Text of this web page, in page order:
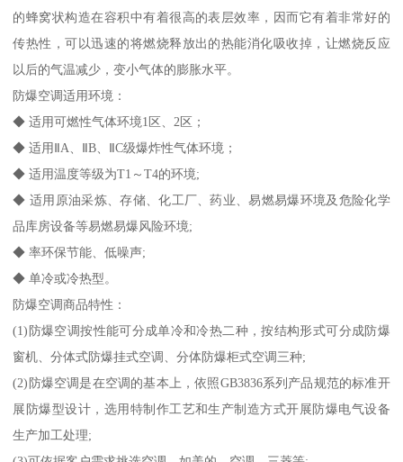
的蜂窝状构造在容积中有着很高的表层效率，因而它有着非常好的
传热性，可以迅速的将燃烧释放出的热能消化吸收掉，让燃烧反应
以后的气温减少，变小气体的膨胀水平。
防爆空调适用环境：
◆ 适用可燃性气体环境1区、2区；
◆ 适用ⅡA、ⅡB、ⅡC级爆炸性气体环境；
◆ 适用温度等级为T1～T4的环境;
◆ 适用原油采炼、存储、化工厂、药业、易燃易爆环境及危险化学
品库房设备等易燃易爆风险环境;
◆ 率环保节能、低噪声;
◆ 单冷或冷热型。
防爆空调商品特性：
(1)防爆空调按性能可分成单冷和冷热二种，按结构形式可分成防爆
窗机、分体式防爆挂式空调、分体防爆柜式空调三种;
(2)防爆空调是在空调的基本上，依照GB3836系列产品规范的标准开
展防爆型设计，选用特制作工艺和生产制造方式开展防爆电气设备
生产加工处理;